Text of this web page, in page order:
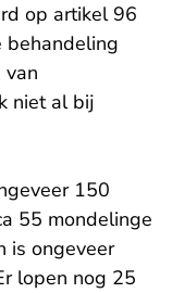
op artikel 96
behandeling
niet al bij
150
55 mondelinge
is ongeveer
lopen nog 25